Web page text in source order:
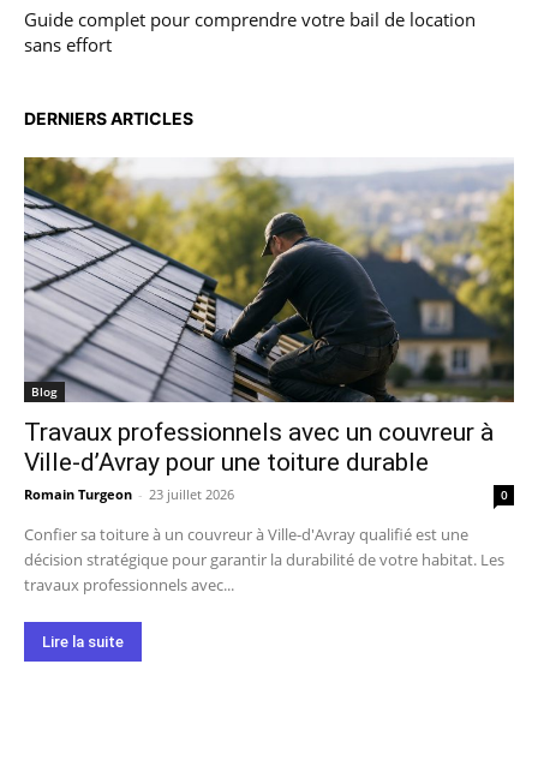
Guide complet pour comprendre votre bail de location
sans effort
DERNIERS ARTICLES
Blog
Travaux professionnels avec un couvreur à
Ville-d’Avray pour une toiture durable
Romain Turgeon - 23 juillet 2026 0
Confier sa toiture à un couvreur à Ville-d'Avray qualifié est une
décision stratégique pour garantir la durabilité de votre habitat. Les
travaux professionnels avec...
Lire la suite